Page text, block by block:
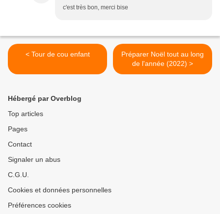
c'est très bon, merci bise
< Tour de cou enfant
Préparer Noël tout au long
de l'année (2022) >
Hébergé par Overblog
Top articles
Pages
Contact
Signaler un abus
C.G.U.
Cookies et données personnelles
Préférences cookies